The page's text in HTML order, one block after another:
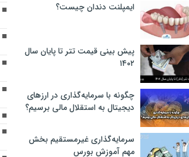
ایمپلنت دندان چیست؟
پیش بینی قیمت تتر تا پایان سال
۱۴۰۲
چگونه با سرمایه‌گذاری در ارزهای
دیجیتال به استقلال مالی برسیم؟
سرمایه‌گذاری غیرمستقیم بخش
مهم آموزش بورس